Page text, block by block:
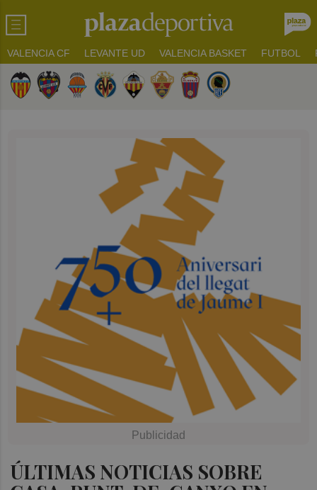
VALENCIA CF LEVANTE UD VALENCIA BASKET FUTBOL
ÚLTIMAS NOTICIAS SOBRE